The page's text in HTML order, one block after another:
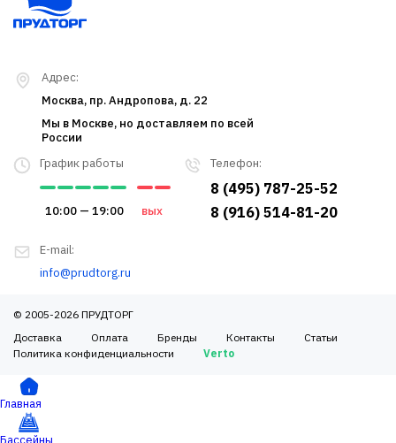
Телефон:
8 (495) 787-25-52
8 (916) 514-81-20
График работы
10:00 — 19:00 вых
E-mail:
info@prudtorg.ru
Адрес:
Москва, пр. Андропова, д. 22
Мы в Москве, но доставляем по всей
России
© 2005-2026 ПРУДТОРГ
Доставка
Оплата Бренды Контакты
Статьи
Политика конфиденциальности
Verto
Главная
Бассейны